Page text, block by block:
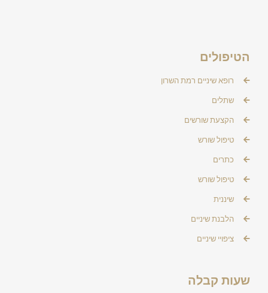
הטיפולים
רופא שיניים רמת השרון
שתלים
הקצעת שורשים
טיפול שורש
כתרים
טיפול שורש
שיננית
הלבנת שיניים
ציפויי שיניים
שעות קבלה